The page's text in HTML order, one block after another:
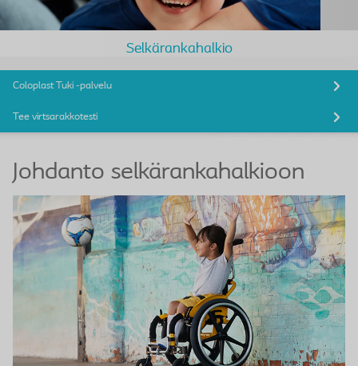
Selkärankahalkio
Coloplast Tuki -palvelu
Tee virtsarakkotesti
Johdanto selkärankahalkioon